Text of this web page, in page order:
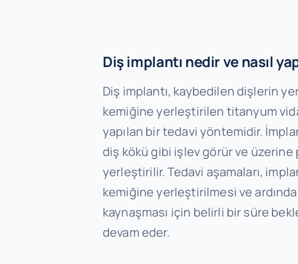
Diş implantı nedir ve nasıl
Diş implantı, kaybedilen dişlerin
kemiğine yerleştirilen titanyum
yapılan bir tedavi yöntemidir.
diş kökü gibi işlev görür ve
yerleştirilir. Tedavi aşamaları,
kemiğine yerleştirilmesi ve
kaynaşması için belirli bir süre
devam eder.